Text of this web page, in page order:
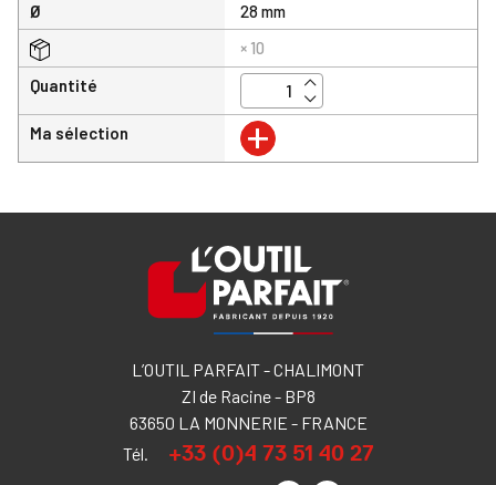
Ø
28 mm
× 10
Quantité
Ma sélection +
L’OUTIL PARFAIT - CHALIMONT
ZI de Racine - BP8
63650 LA MONNERIE - FRANCE
Tél.
+33 (0)4 73 51 40 27